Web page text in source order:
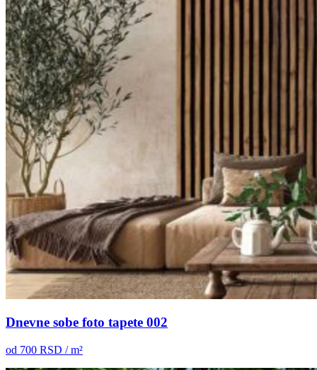
Dnevne sobe foto tapete 002
od 700 RSD / m²